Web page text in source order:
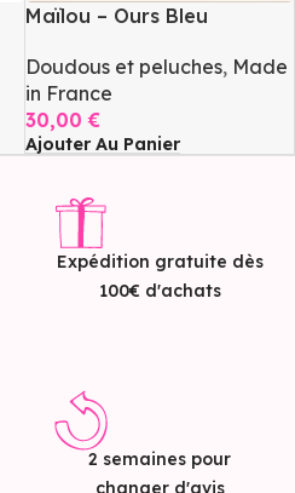
Maïlou – Ours Bleu
Doudous et peluches, Made
in France
30,00€
Ajouter Au Panier
Expédition gratuite dès
100€ d'achats
2 semaines pour
changer d'avis